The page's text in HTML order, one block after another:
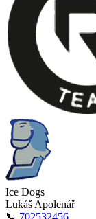
Ice Dogs
Lukáš Apolenář
📞 702532456